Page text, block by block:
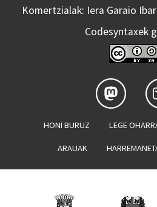
Komertzialak: Iera Garaio
Codesyntaxek
HONI BURUZ LEGE
ARAUAK